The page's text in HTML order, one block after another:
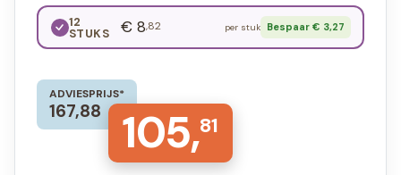
12
STUKS € 8,82 per stuk Bespaar € 3,27
ADVIESPRIJS*
167,88 105,81